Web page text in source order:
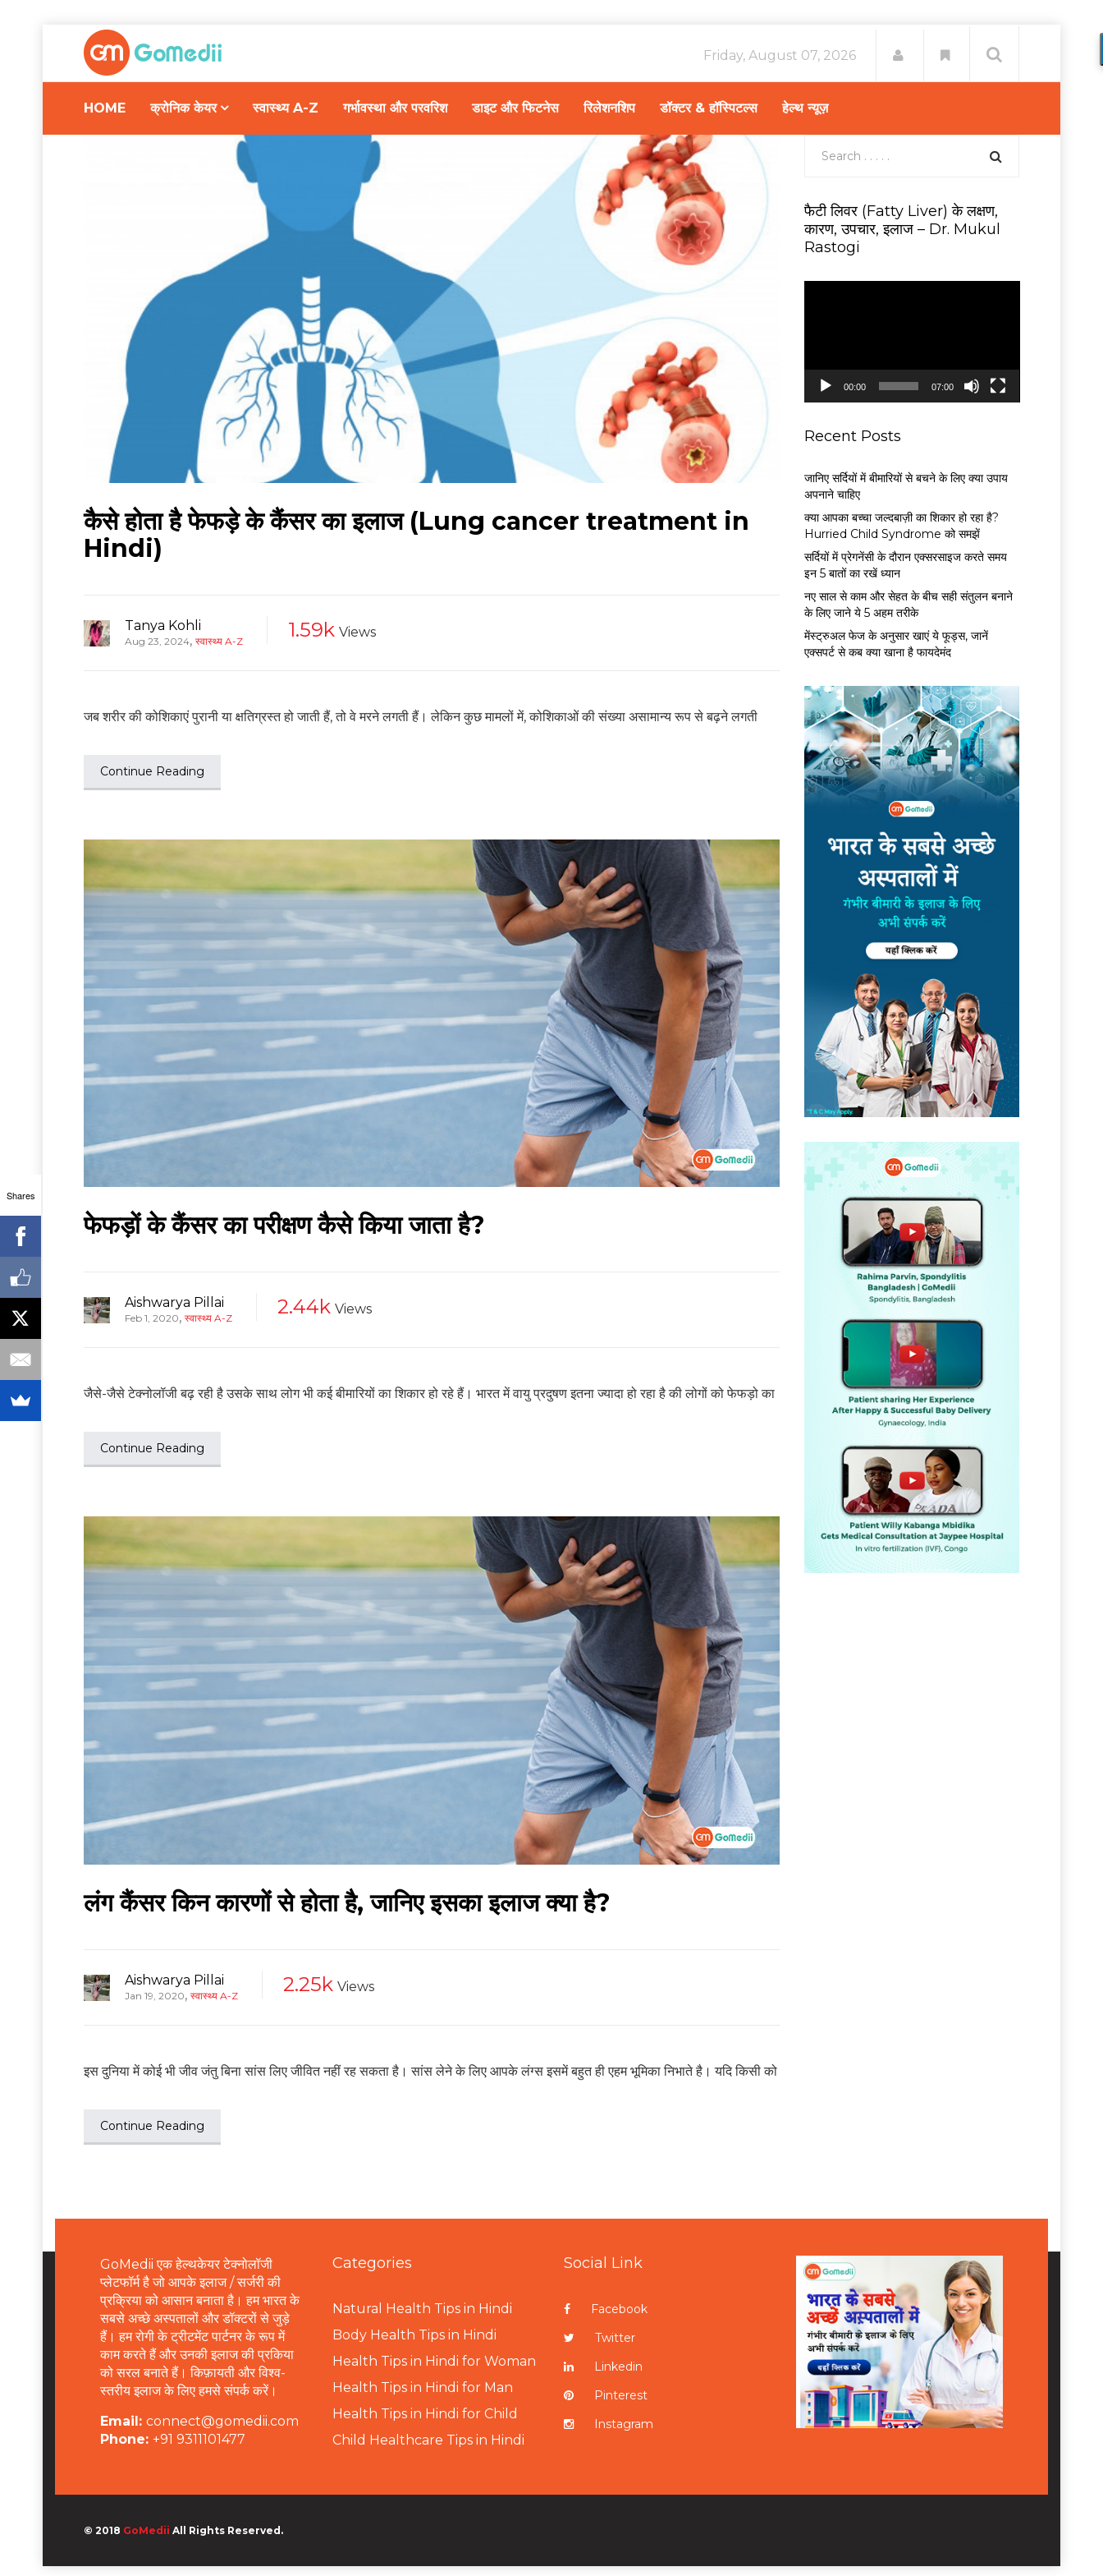
Friday, August 07, 2026
HOME क्रोनिक केयर स्वास्थ्य A-Z गर्भावस्था और परवरिश डाइट और फिटनेस रिलेशनशिप डॉक्टर & हॉस्पिटल्स हेल्थ न्यूज़
कैसे होता है फेफड़े के कैंसर का इलाज (Lung cancer treatment in
Hindi)
Tanya Kohli
Aug 23, 2024, स्वास्थ्य A-Z 1.59k Views
जब शरीर की कोशिकाएं पुरानी या क्षतिग्रस्त हो जाती हैं, तो वे मरने लगती हैं। लेकिन कुछ मामलों में, कोशिकाओं की संख्या असामान्य रूप से बढ़ने लगती
Continue Reading
फेफड़ों के कैंसर का परीक्षण कैसे किया जाता है?
Aishwarya Pillai
Feb 1, 2020, स्वास्थ्य A-Z 2.44k Views
जैसे-जैसे टेक्नोलॉजी बढ़ रही है उसके साथ लोग भी कई बीमारियों का शिकार हो रहे हैं। भारत में वायु प्रदुषण इतना ज्यादा हो रहा है की लोगों को फेफड़ो का
Continue Reading
लंग कैंसर किन कारणों से होता है, जानिए इसका इलाज क्या है?
Aishwarya Pillai
Jan 19, 2020, स्वास्थ्य A-Z 2.25k Views
इस दुनिया में कोई भी जीव जंतु बिना सांस लिए जीवित नहीं रह सकता है। सांस लेने के लिए आपके लंग्स इसमें बहुत ही एहम भूमिका निभाते है। यदि किसी को
Continue Reading
फैटी लिवर (Fatty Liver) के लक्षण,
कारण, उपचार, इलाज – Dr. Mukul
Rastogi
y
00:00 07:00
Recent Posts
जानिए सर्दियों में बीमारियों से बचने के लिए क्या उपाय
अपनाने चाहिए
क्या आपका बच्चा जल्दबाज़ी का शिकार हो रहा है?
Hurried Child Syndrome को समझें
सर्द‍ियों में प्रेगनेंसी के दौरान एक्सरसाइज करते समय
इन 5 बातों का रखें ध्यान
नए साल से काम और सेहत के बीच सही संतुलन बनाने
के लिए जाने ये 5 अहम तरीके
मेंस्ट्रुअल फेज के अनुसार खाएं ये फूड्स, जानें
एक्सपर्ट से कब क्या खाना है फायदेमंद
GoMedii एक हेल्थकेयर टेक्नोलॉजी
प्लेटफॉर्म है जो आपके इलाज / सर्जरी की
प्रक्रिया को आसान बनाता है। हम भारत के
सबसे अच्छे अस्पतालों और डॉक्टरों से जुड़े
हैं। हम रोगी के ट्रीटमेंट पार्टनर के रूप में
काम करते हैं और उनकी इलाज की प्रकिया
को सरल बनाते हैं। किफ़ायती और विश्व-
स्तरीय इलाज के लिए हमसे संपर्क करें।
Email: connect@gomedii.com
Phone: +91 9311101477
Categories
Natural Health Tips in Hindi
Body Health Tips in Hindi
Health Tips in Hindi for Woman
Health Tips in Hindi for Man
Health Tips in Hindi for Child
Child Healthcare Tips in Hindi
Social Link
Facebook
Twitter
Linkedin
Pinterest
Instagram
© 2018 GoMedii All Rights Reserved.
Shares